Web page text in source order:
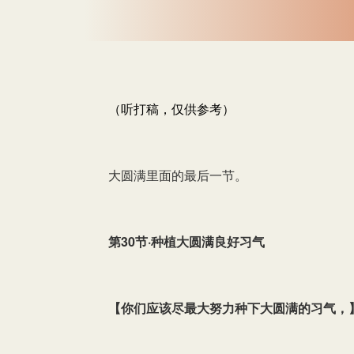
（听打稿，仅供参考）
大圆满里面的最后一节。
第30节·种植大圆满良好习气
【你们应该尽最大努力种下大圆满的习气，